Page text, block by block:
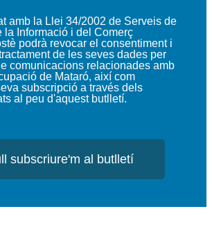
amb la Llei 34/2002 de Serveis de
la Informació i del Comerç
podrà revocar el consentiment i
de les seves dades per
comunicacions relacionades amb
de Mataró, així com
subscripció a través dels
al peu d'aquest butlletí.
subscriure'm al butlletí